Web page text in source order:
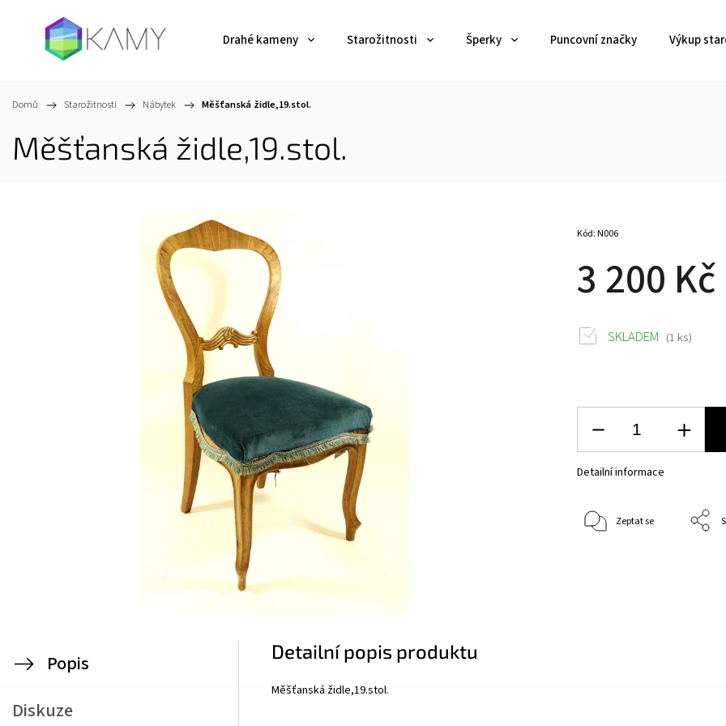
Drahé kameny Starožitnosti Šperky Puncovní značky Výkup
Domů / Starožitnosti / Nábytek / Měšťanská židle,19.stol.
Měšťanská židle,19.stol.
3 200 Kč
Kód:N006
SKLADEM (1 ks)
Detailní informace
Zeptat se
Popis
Diskuze
Detailní popis produktu
Měšťanská židle,19.stol.